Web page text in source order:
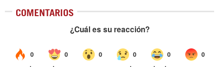
COMENTARIOS